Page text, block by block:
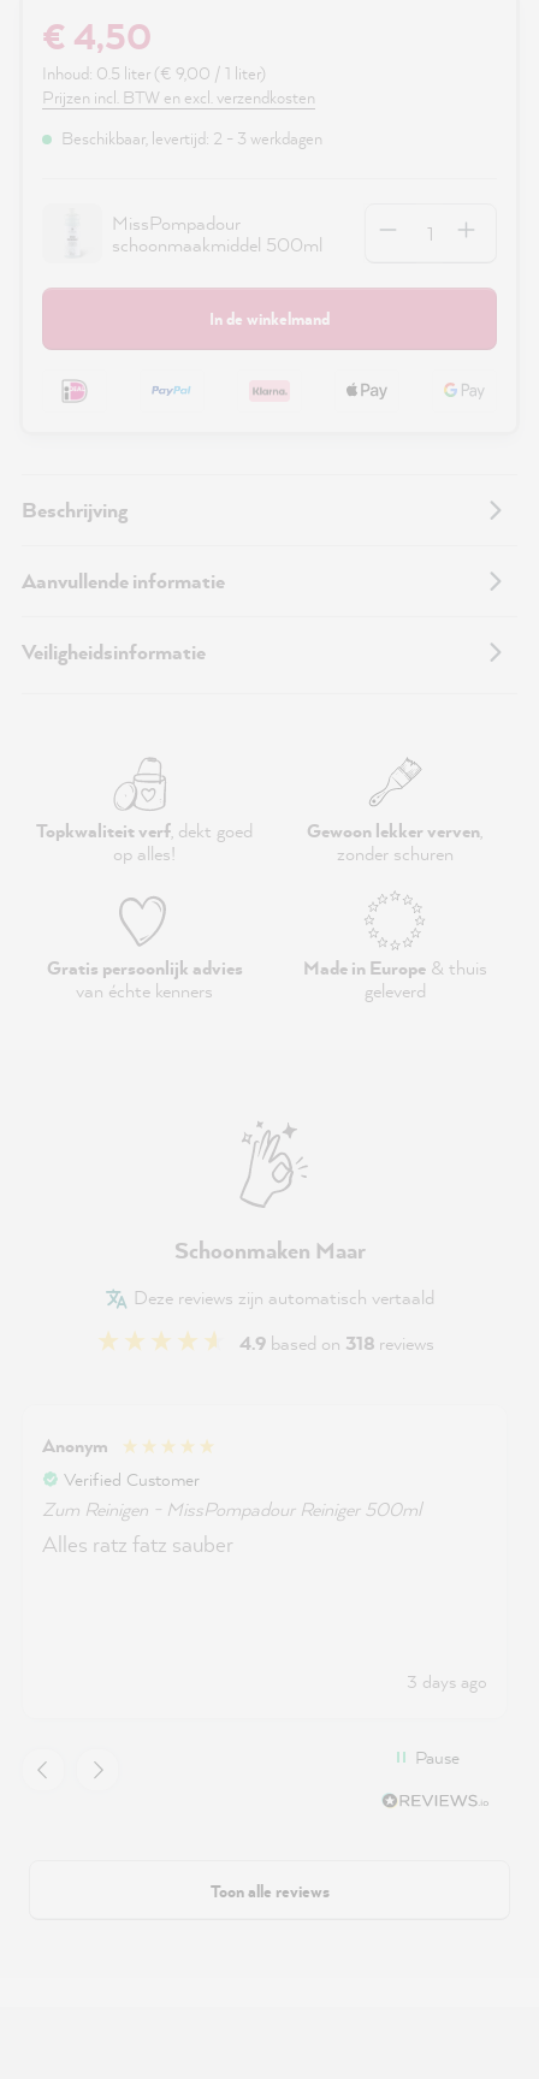
€ 4,50
Inhoud: 0.5 liter (€ 9,00 / 1 liter)
Prijzen incl. BTW en excl. verzendkosten
Beschikbaar, levertijd: 2 - 3 werkdagen
MissPompadour
schoonmaakmiddel 500ml
Hoeveelheid
In de winkelmand
Beschrijving
Aanvullende informatie
Veiligheidsinformatie
Topkwaliteit verf, dekt goed
op alles!
Gewoon lekker verven,
zonder schuren
Gratis persoonlijk advies
van échte kenners
Made in Europe& thuis
geleverd
Schoonmaken Maar
Deze reviews zijn automatisch vertaald
4.9 based on 318 reviews
Anonym
Verified Customer
Zum Reinigen - MissPompadour Reiniger 500ml
Alles ratz fatz sauber
3 days ago
Pause
Toon alle reviews